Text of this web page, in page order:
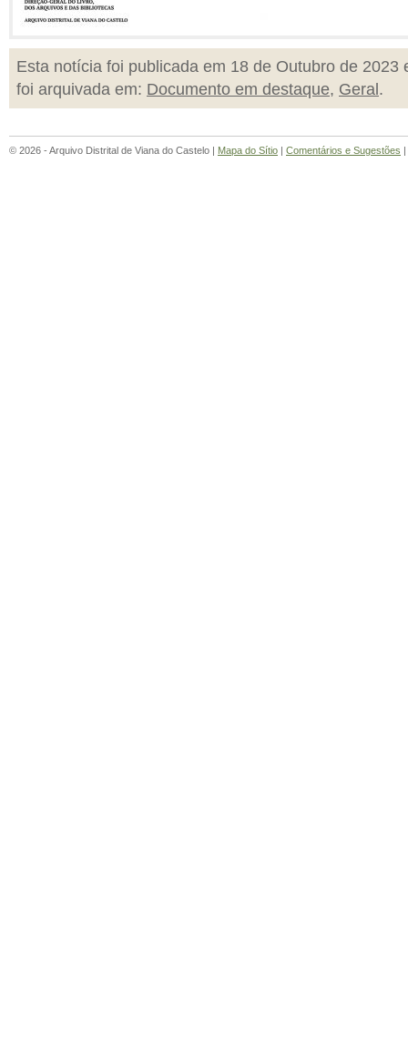
Esta notícia foi publicada em 18 de Outubro de 2023
foi arquivada em: Documento em destaque, Geral .
© 2026 - Arquivo Distrital de Viana do Castelo | Mapa do Sítio | Comentários e Sugestões |